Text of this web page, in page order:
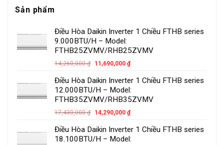
Sản phẩm
Điều Hòa Daikin Inverter 1 Chiều FTHB series
9.000BTU/H – Model:
FTHB25ZVMV/RHB25ZVMV
14,260,000₫ 11,690,000 ₫
Điều Hòa Daikin Inverter 1 Chiều FTHB series
12.000BTU/H – Model:
FTHB35ZVMV/RHB35ZVMV
17,430,000₫ 14,290,000 ₫
Điều Hòa Daikin Inverter 1 Chiều FTHB series
18.100BTU/H – Model: